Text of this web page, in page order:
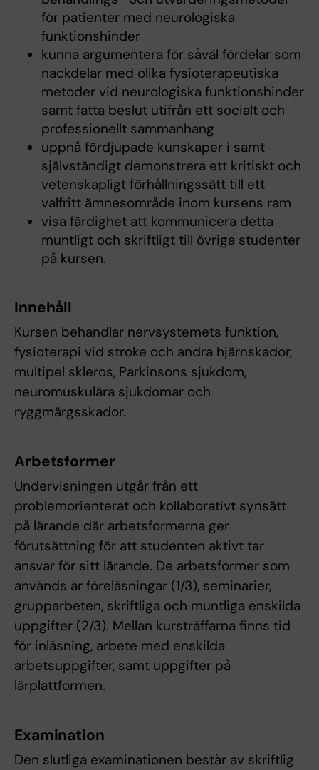
för patienter med neurologiska
funktionshinder
kunna argumentera för såväl fördelar som
nackdelar med olika fysioterapeutiska
metoder vid neurologiska funktionshinder
samt fatta beslut utifrån ett socialt och
professionellt sammanhang
uppnå fördjupade kunskaper i samt
självständigt demonstrera ett kritiskt och
vetenskapligt förhållningssätt till ett
valfritt ämnesområde inom kursens ram
visa färdighet att kommunicera detta
muntligt och skriftligt till övriga studenter
på kursen.
Innehåll
Kursen behandlar nervsystemets funktion,
fysioterapi vid stroke och andra hjärnskador,
multipel skleros, Parkinsons sjukdom,
neuromuskulära sjukdomar och
ryggmärgsskador.
Arbetsformer
Undervisningen utgår från ett
problemorienterat och kollaborativt synsätt
på lärande där arbetsformerna ger
förutsättning för att studenten aktivt tar
ansvar för sitt lärande. De arbetsformer som
används är föreläsningar (1/3), seminarier,
grupparbeten, skriftliga och muntliga enskilda
uppgifter (2/3). Mellan kursträffarna finns tid
för inläsning, arbete med enskilda
arbetsuppgifter, samt uppgifter på
lärplattformen.
Examination
Den slutliga examinationen består av skriftlig